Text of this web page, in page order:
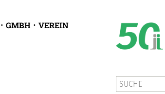
GMBH VEREIN